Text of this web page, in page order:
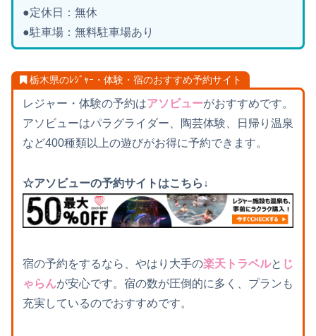
●定休日：無休
●駐車場：無料駐車場あり
栃木県のﾚｼﾞｬｰ・体験・宿のおすすめ予約サイト
レジャー・体験の予約はアソビューがおすすめです。
アソビューはパラグライダー、陶芸体験、日帰り温泉
など400種類以上の遊びがお得に予約できます。
☆アソビューの予約サイトはこちら↓
宿の予約をするなら、やはり大手の楽天トラベルと じ
ゃらんが安心です。宿の数が圧倒的に多く、プランも
充実しているのでおすすめです。